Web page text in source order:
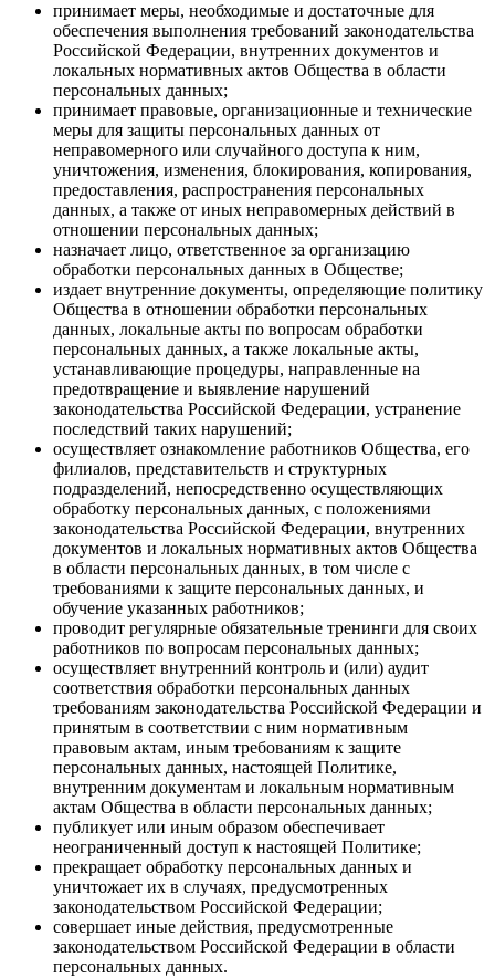
принимает меры, необходимые и достаточные для
обеспечения выполнения требований законодательства
Российской Федерации, внутренних документов и
локальных нормативных актов Общества в области
персональных данных;
принимает правовые, организационные и технические
меры для защиты персональных данных от
неправомерного или случайного доступа к ним,
уничтожения, изменения, блокирования, копирования,
предоставления, распространения персональных
данных, а также от иных неправомерных действий в
отношении персональных данных;
назначает лицо, ответственное за организацию
обработки персональных данных в Обществе;
издает внутренние документы, определяющие политику
Общества в отношении обработки персональных
данных, локальные акты по вопросам обработки
персональных данных, а также локальные акты,
устанавливающие процедуры, направленные на
предотвращение и выявление нарушений
законодательства Российской Федерации, устранение
последствий таких нарушений;
осуществляет ознакомление работников Общества, его
филиалов, представительств и структурных
подразделений, непосредственно осуществляющих
обработку персональных данных, с положениями
законодательства Российской Федерации, внутренних
документов и локальных нормативных актов Общества
в области персональных данных, в том числе с
требованиями к защите персональных данных, и
обучение указанных работников;
проводит регулярные обязательные тренинги для своих
работников по вопросам персональных данных;
осуществляет внутренний контроль и (или) аудит
соответствия обработки персональных данных
требованиям законодательства Российской Федерации и
принятым в соответствии с ним нормативным
правовым актам, иным требованиям к защите
персональных данных, настоящей Политике,
внутренним документам и локальным нормативным
актам Общества в области персональных данных;
публикует или иным образом обеспечивает
неограниченный доступ к настоящей Политике;
прекращает обработку персональных данных и
уничтожает их в случаях, предусмотренных
законодательством Российской Федерации;
совершает иные действия, предусмотренные
законодательством Российской Федерации в области
персональных данных.